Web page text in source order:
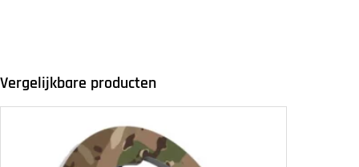
Vergelijkbare producten